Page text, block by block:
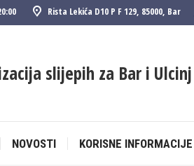
Rista Lekića D10 P F 129, 85000, Bar
slijepih za Bar i Ulcinj
NOVOSTI KORISNE INFORMACIJE
NOVOSTI KORISNE INFORMACIJE